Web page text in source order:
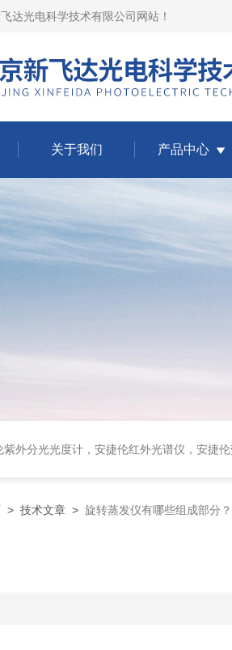
达光电科学技术有限公司网站 ！
关于我们 产品中心
光光度计，安捷伦红外光谱仪，安捷伦荧光光谱仪，泰事达实验室冻干机，布鲁克台式顺
> 技术文章 > 旋转蒸发仪有哪些组成部分？